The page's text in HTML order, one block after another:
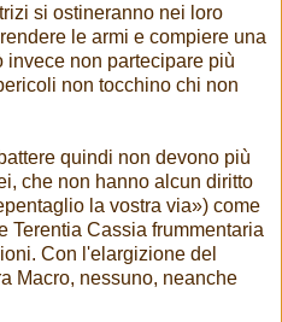
si ostineranno nei loro
le armi e compiere una
non partecipare più
non tocchino chi non
quindi non devono più
che non hanno alcun diritto
la vostra via») come
Terentia Cassia frummentaria
Con l'elargizione del
Macro, nessuno, neanche